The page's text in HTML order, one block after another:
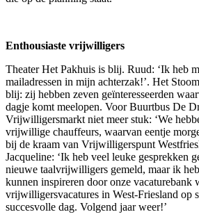
Enthousiaste vrijwilligers
Theater Het Pakhuis is blij. Ruud: ‘Ik heb
mailadressen in mijn achterzak!’. Het
blij: zij hebben zeven geïnteresseerden
dagje komt meelopen. Voor Buurtbus De
Vrijwilligersmarkt niet meer stuk: ‘We
vrijwillige chauffeurs, waarvan eentje
bij de kraam van Vrijwilligerspunt
Jacqueline: ‘Ik heb veel leuke gesprekken
nieuwe taalvrijwilligers gemeld, maar ik
kunnen inspireren door onze vacaturebank
vrijwilligersvacatures in West-Friesland op
succesvolle dag. Volgend jaar weer!’